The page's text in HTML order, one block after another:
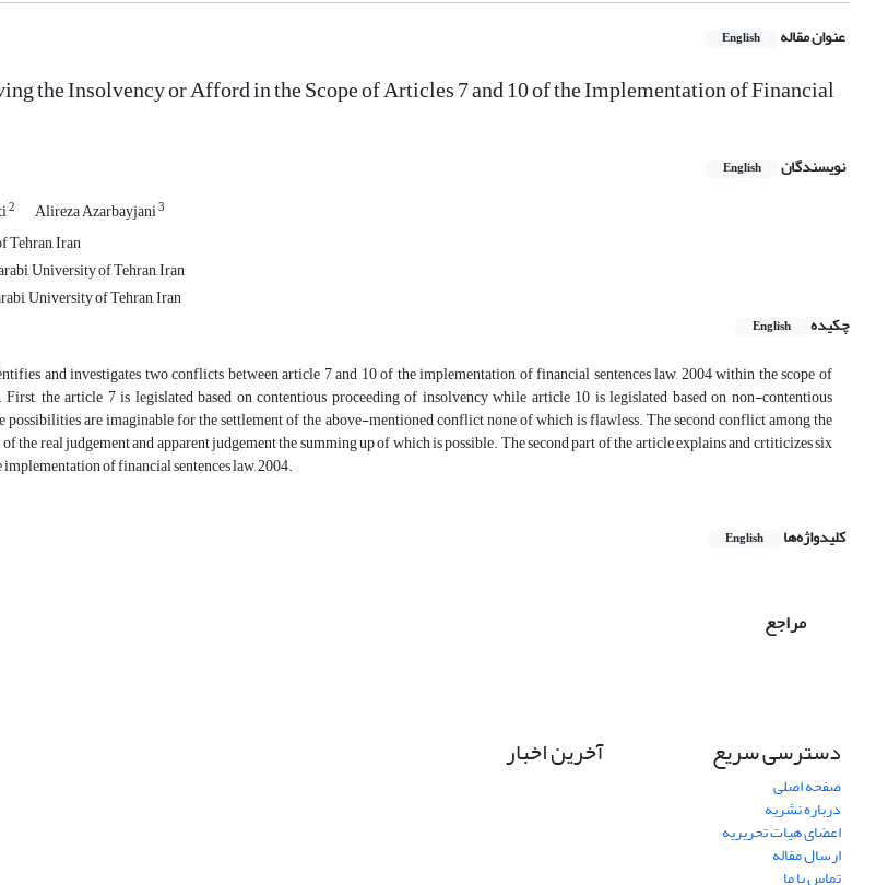
عنوان مقاله English
the Insolvency or Afford in the Scope of Articles 7 and 10 of the Implementation of Financial
نویسندگان English
2 Alireza Azarbayjani3
Tehran, Iran
University of Tehran, Iran
University of Tehran, Iran
چکیده
English
and investigates two conflicts between article 7 and 10 of the implementation of financial sentences law, 2004 within the scope of
the article 7 is legislated based on contentious proceeding of insolvency while article 10 is legislated based on non-contentious
are imaginable for the settlement of the above-mentioned conflict none of which is flawless. The second conflict among the
the real judgement and apparent judgement the summing up of which is possible. The second part of the article explains and crtiticizes six
of financial sentences law, 2004.
کلیدواژه‌ها English
مراجع
دسترسی سریع
صفحه اصلی
درباره نشریه
اعضای هیات تحریریه
ارسال مقاله
تماس با ما
آخرین اخبار